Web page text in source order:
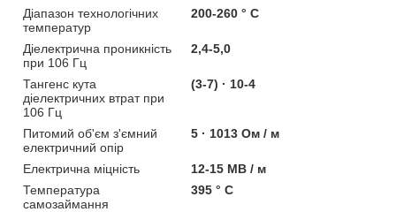
Діапазон технологічних
температур
200-260 ° С
Діелектрична проникність
при 106 Гц
2,4-5,0
Тангенс кута
діелектричних втрат при
106 Гц
(3-7) · 10-4
Питомий об'єм з'ємний
електричний опір
5 · 1013 Ом / м
Електрична міцність
12-15 МВ / м
Температура
самозаймання
395 ° С